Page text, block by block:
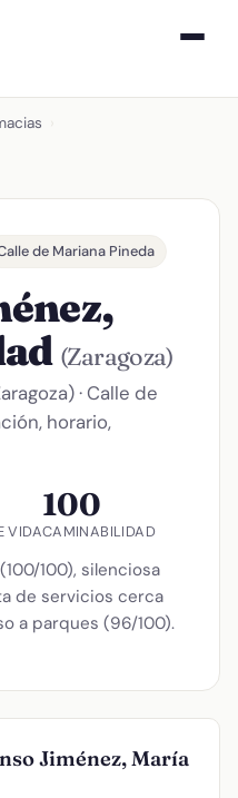
de Mariana Pineda
(Zaragoza)
· Calle de
horario,
VIDA
100
CAMINABILIDAD
100), silenciosa
de servicios cerca
a parques (96/100).
Jiménez, María